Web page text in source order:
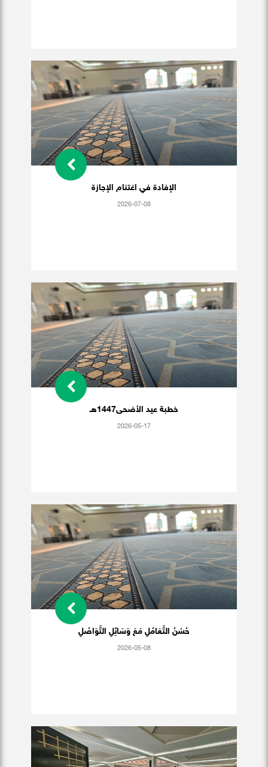
الإفادة في اغتنام الإجازة
2026-07-08
خطبة عيد الأضحى1447هـ
2026-05-17
حُسْنُ التَّعَامُلِ مَعَ وَسَائِلِ التَّوَاصُلِ
2026-05-08